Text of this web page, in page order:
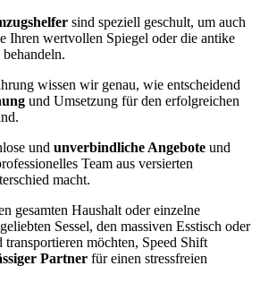
sind speziell geschult, um auch
Ihren wertvollen Spiegel oder die antike
wissen wir genau, wie entscheidend
und Umsetzung für den erfolgreichen
und unverbindliche Angebote und
Team aus versierten
macht.
gesamten Haushalt oder einzelne
Sessel, den massiven Esstisch oder
möchten, Speed Shift
Partner für einen stressfreien